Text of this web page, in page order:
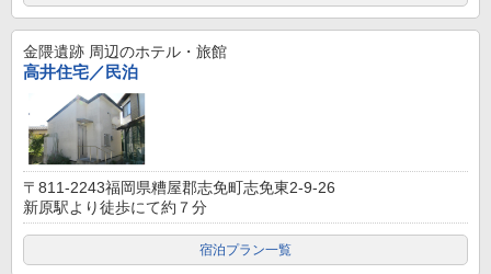
金隈遺跡 周辺のホテル・旅館
高井住宅／民泊
〒811-2243福岡県糟屋郡志免町志免東2-9-26
新原駅より徒歩にて約７分
宿泊プラン一覧